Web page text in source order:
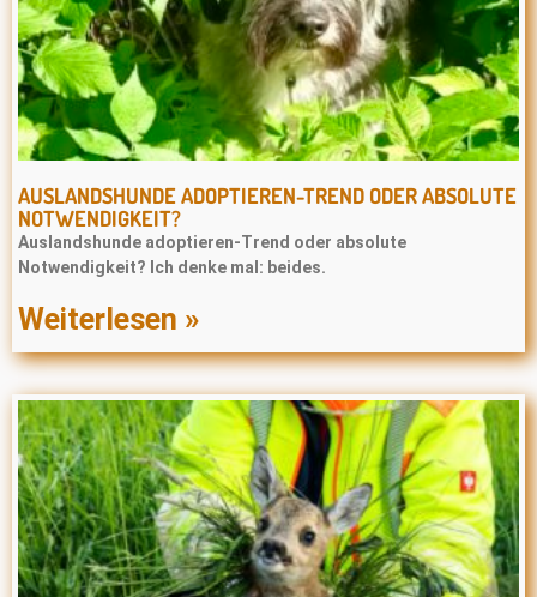
AUSLANDSHUNDE ADOPTIEREN-TREND ODER ABSOLUTE
NOTWENDIGKEIT?
Auslandshunde adoptieren-Trend oder absolute
Notwendigkeit? Ich denke mal: beides.
Weiterlesen »